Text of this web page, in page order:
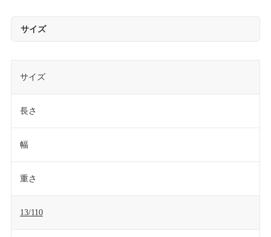
サイズ
サイズ
長さ
幅
重さ
13/110